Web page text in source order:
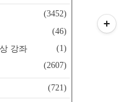
(3452)
(46)
강좌
(1)
(2607)
(721)